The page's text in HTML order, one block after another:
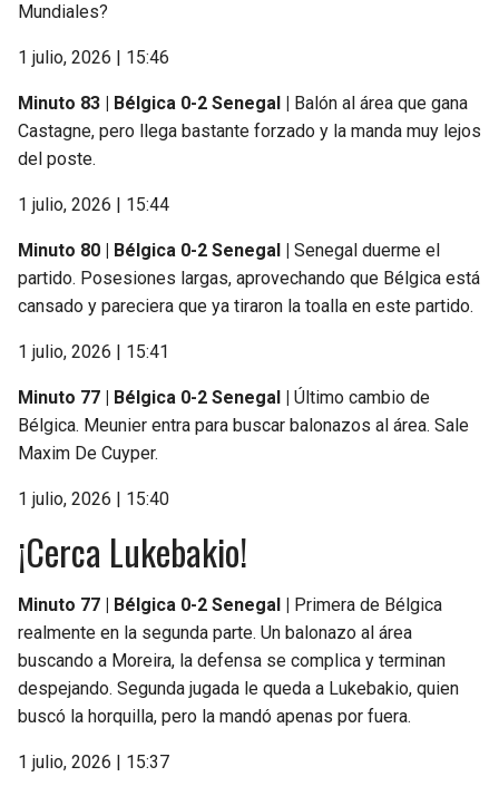
Mundiales?
1 julio, 2026 | 15:46
Minuto 83 | Bélgica 0-2 Senegal | Balón al área que gana
Castagne, pero llega bastante forzado y la manda muy lejos
del poste.
1 julio, 2026 | 15:44
Minuto 80 | Bélgica 0-2 Senegal | Senegal duerme el
partido. Posesiones largas, aprovechando que Bélgica está
cansado y pareciera que ya tiraron la toalla en este partido.
1 julio, 2026 | 15:41
Minuto 77 | Bélgica 0-2 Senegal | Último cambio de
Bélgica. Meunier entra para buscar balonazos al área. Sale
Maxim De Cuyper.
1 julio, 2026 | 15:40
¡Cerca Lukebakio!
Minuto 77 | Bélgica 0-2 Senegal | Primera de Bélgica
realmente en la segunda parte. Un balonazo al área
buscando a Moreira, la defensa se complica y terminan
despejando. Segunda jugada le queda a Lukebakio, quien
buscó la horquilla, pero la mandó apenas por fuera.
1 julio, 2026 | 15:37